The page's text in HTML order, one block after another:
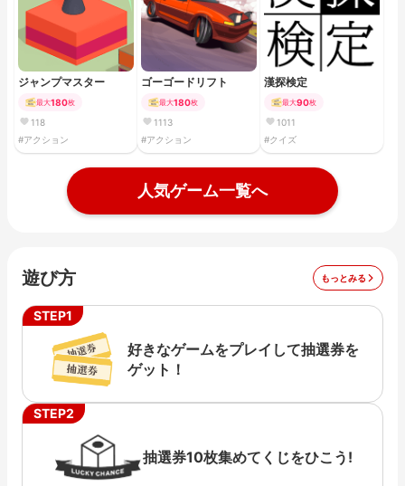
ジャンプマスター
最大180枚
118
#アクション
ゴーゴードリフト
最大180枚
1113
#アクション
漢探検定
最大90枚
1011
#クイズ
人気ゲーム一覧へ
遊び方 もっとみる
STEP1
好きなゲームをプレイして抽選券を
ゲット！
STEP2
抽選券10枚集めてくじをひこう!